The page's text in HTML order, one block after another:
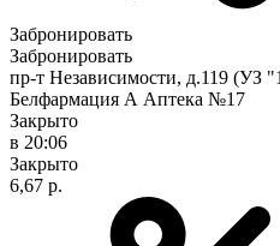
Забронировать
Забронировать
пр-т Независимости, д.119 (УЗ
Белфармация А Аптека №17
Закрыто
в 20:06
Закрыто
6,67 р.